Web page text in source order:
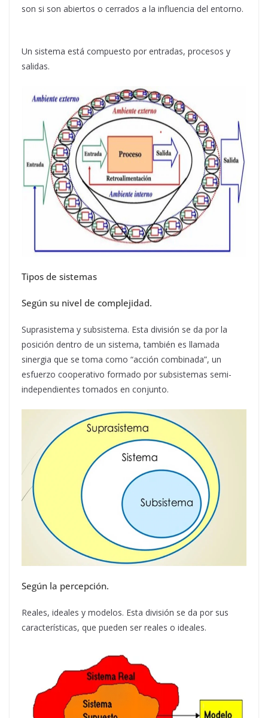
son si son abiertos o cerrados a la influencia del entorno.
Un sistema está compuesto por entradas, procesos y
salidas.
Tipos de sistemas
Según su nivel de complejidad.
Suprasistema y subsistema. Esta división se da por la
posición dentro de un sistema, también es llamada
sinergia que se toma como “acción combinada”, un
esfuerzo cooperativo formado por subsistemas semi-
independientes tomados en conjunto.
Según la percepción.
Reales, ideales y modelos. Esta división se da por sus
características, que pueden ser reales o ideales.